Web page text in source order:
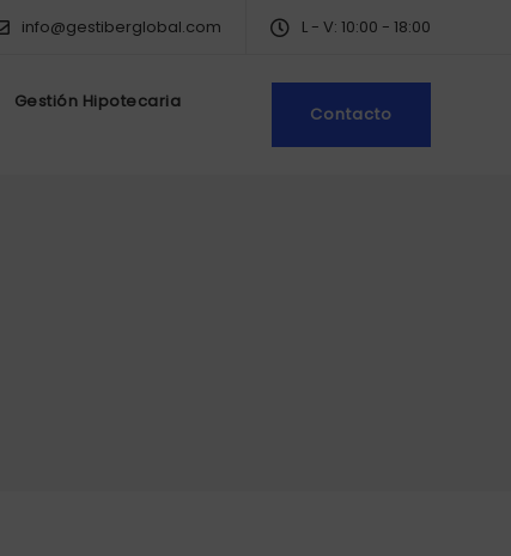
info@gestiberglobal.com L - V: 10:00 - 18:00
Gestión Hipotecaria
Contacto